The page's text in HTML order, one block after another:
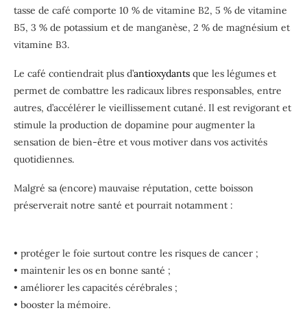
tasse de café comporte 10 % de vitamine B2, 5 % de vitamine
B5, 3 % de potassium et de manganèse, 2 % de magnésium et
vitamine B3.
Le café contiendrait plus d’antioxydants que les légumes et
permet de combattre les radicaux libres responsables, entre
autres, d’accélérer le vieillissement cutané. Il est revigorant et
stimule la production de dopamine pour augmenter la
sensation de bien-être et vous motiver dans vos activités
quotidiennes.
Malgré sa (encore) mauvaise réputation, cette boisson
préserverait notre santé et pourrait notamment :
• protéger le foie surtout contre les risques de cancer ;
• maintenir les os en bonne santé ;
• améliorer les capacités cérébrales ;
• booster la mémoire.